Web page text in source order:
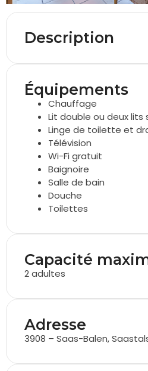
Description
Équipements
Chauffage
Lit double ou deux lits
Linge de toilette et
Télévision
Wi-Fi gratuit
Baignoire
Salle de bain
Douche
Toilettes
Capacité
2 adultes
Adresse
3908 – Saas-Balen,